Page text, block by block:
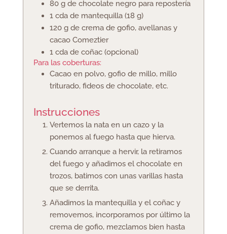
80 g de chocolate negro para repostería
1 cda de mantequilla (18 g)
120 g de crema de gofio, avellanas y
cacao Comeztier
1 cda de coñac (opcional)
Para las coberturas:
Cacao en polvo, gofio de millo, millo
triturado, fideos de chocolate, etc.
Instrucciones
Vertemos la nata en un cazo y la
ponemos al fuego hasta que hierva.
Cuando arranque a hervir, la retiramos
del fuego y añadimos el chocolate en
trozos, batimos con unas varillas hasta
que se derrita.
Añadimos la mantequilla y el coñac y
removemos, incorporamos por último la
crema de gofio, mezclamos bien hasta